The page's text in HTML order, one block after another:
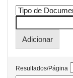
Resultados/Página